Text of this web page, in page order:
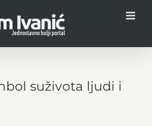
suživota ljudi i